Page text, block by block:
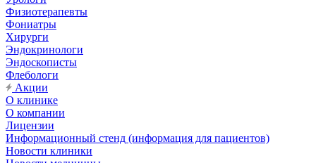
Физиотерапевты
Фониатры
Хирурги
Эндокринологи
Эндоскописты
Флебологи
Акции
О клинике
О компании
Лицензии
Информационный стенд (информация для пациентов)
Новости клиники